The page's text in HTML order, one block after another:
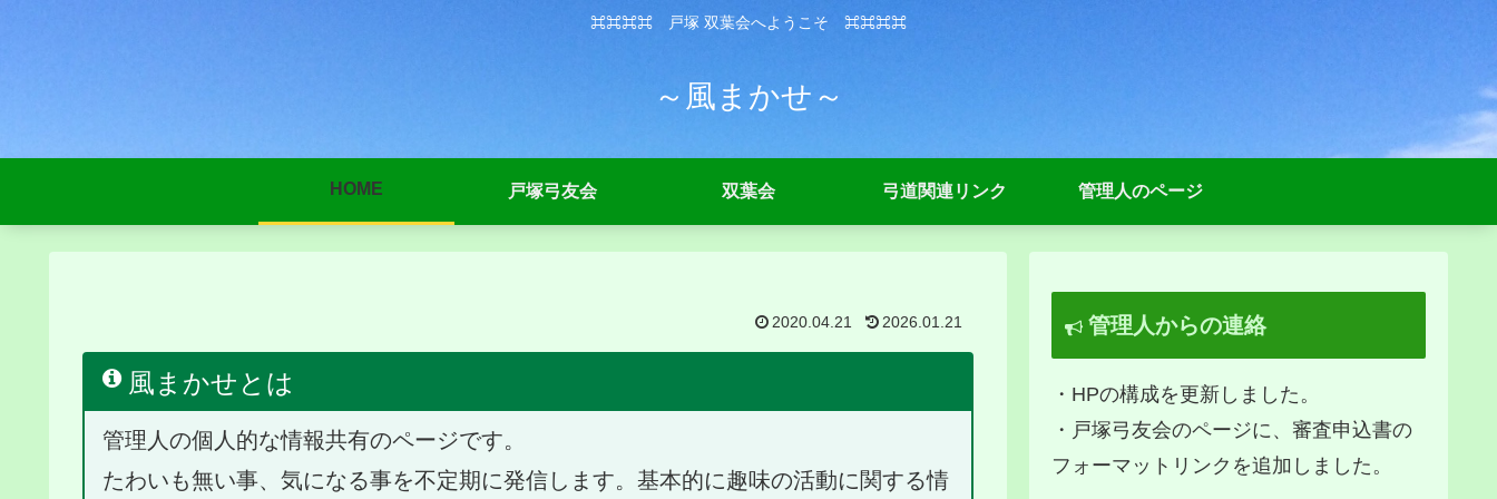
⌘⌘⌘⌘ 戸塚 双葉会へようこそ ⌘⌘⌘⌘
～風まかせ～
HOME 戸塚弓友会 双葉会 弓道関連リンク 管理人のページ
2020.04.21 2026.01.21
風まかせとは
管理人の個人的な情報共有のページです。
たわいも無い事、気になる事を不定期に発信します。基本的に趣味の活動に関する情
管理人からの連絡
・HPの構成を更新しました。
・戸塚弓友会のページに、審査申込書の
フォーマットリンクを追加しました。